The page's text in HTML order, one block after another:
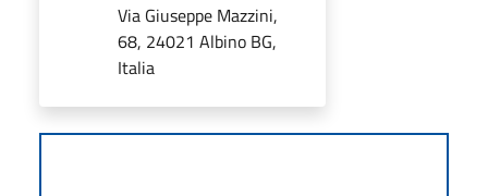
Via Giuseppe Mazzini,
68, 24021 Albino BG,
Italia